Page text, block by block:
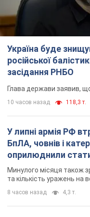
Україна буде
російської
засідання РНБО
Глава держави заявив,
10 часов назад 118,3 т.
У липні армія РФ
БпЛА, човнів і
оприлюднили
Минулого місяця також
та кількість уражень на
8 часов назад 4,3 т.